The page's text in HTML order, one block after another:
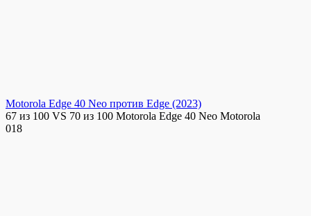
Motorola Edge 40 Neo против Edge (2023)
67 из 100 VS 70 из 100 Motorola Edge 40 Neo Motorola
018